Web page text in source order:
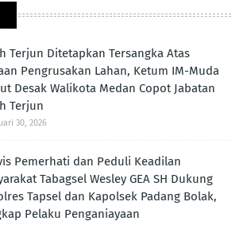
Terjun Ditetapkan Tersangka Atas
Pengrusakan Lahan, Ketum IM-Muda
Desak Walikota Medan Copot Jabatan
Terjun
30, 2026
Pemerhati dan Peduli Keadilan
Tabagsel Wesley GEA SH Dukung
Tapsel dan Kapolsek Padang Bolak,
Pelaku Penganiayaan